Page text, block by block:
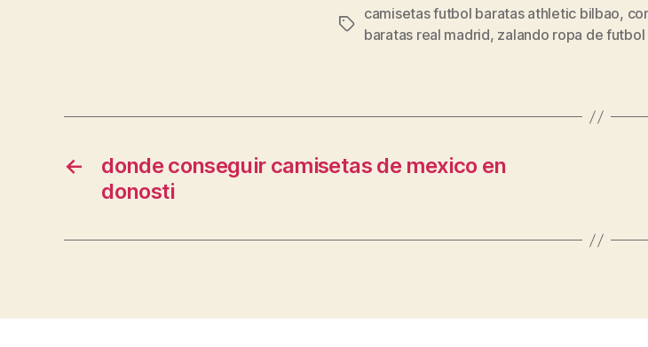
Etiquetas
camisetas futbol baratas athletic bilbao,
baratas real madrid, zalando ropa de futbol
←
donde conseguir camisetas de mexico en
donosti